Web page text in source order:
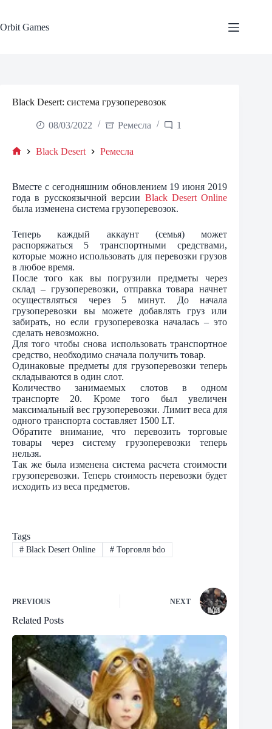
content
Orbit Games
Black Desert: система грузоперевозок
08/03/2022 Ремесла 1
Black Desert Ремесла
Вместе с сегодняшним обновлением 19 июня 2019
года в русскоязычной версии Black Desert Online
была изменена система грузоперевозок.
Теперь каждый аккаунт (семья) может
распоряжаться 5 транспортными средствами,
которые можно использовать для перевозки грузов
в любое время.
После того как вы погрузили предметы через
склад – грузоперевозки, отправка товара начнет
осуществляться через 5 минут. До начала
грузоперевозки вы можете добавлять груз или
забирать, но если грузоперевозка началась – это
сделать невозможно.
Для того чтобы снова использовать транспортное
средство, необходимо сначала получить товар.
Одинаковые предметы для грузоперевозки теперь
складываются в один слот.
Количество занимаемых слотов в одном
транспорте 20. Кроме того был увеличен
максимальный вес грузоперевозки. Лимит веса для
одного транспорта составляет 1500 LT.
Обратите внимание, что перевозить торговые
товары через систему грузоперевозки теперь
нельзя.
Так же была изменена система расчета стоимости
грузоперевозки. Теперь стоимость перевозки будет
исходить из веса предметов.
Tags
#Black Desert Online #Торговля bdo
PREVIOUS NEXT
Related Posts